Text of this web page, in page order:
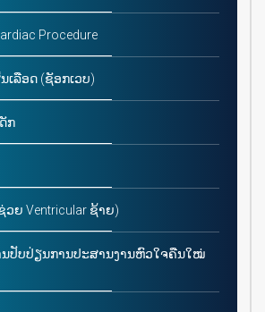
Procedure
ເລືອດ (ຊັອກເວບ)
ກ
ວຍ Ventricular ຊ້າຍ)
ປັບປ່ຽນການປະສານງານຫົວໃຈຄືນໃໝ່